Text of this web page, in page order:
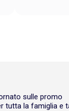
sulle promo
tutta la famiglia e